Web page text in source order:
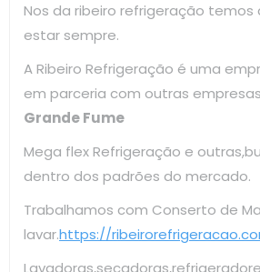
Nos da ribeiro refrigeração
estar sempre.
A Ribeiro Refrigeração é uma
em parceria com outras
Grande Fume
Mega flex Refrigeração e
dentro dos padrões do mercado.
Trabalhamos com Conserto de
lavar.https://